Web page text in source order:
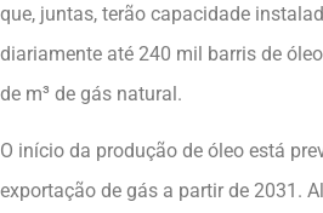
que, juntas, terão capacidade
diariamente até 240 mil barris de
de m³ de gás natural.
O início da produção de óleo está
exportação de gás a partir de 2031.